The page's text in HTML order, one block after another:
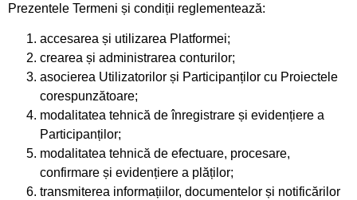
Prezentele Termeni și condiții reglementează:
accesarea și utilizarea Platformei;
crearea și administrarea conturilor;
asocierea Utilizatorilor și Participanților cu Proiectele
corespunzătoare;
modalitatea tehnică de înregistrare și evidențiere a
Participanților;
modalitatea tehnică de efectuare, procesare,
confirmare și evidențiere a plăților;
transmiterea informațiilor, documentelor și notificărilor